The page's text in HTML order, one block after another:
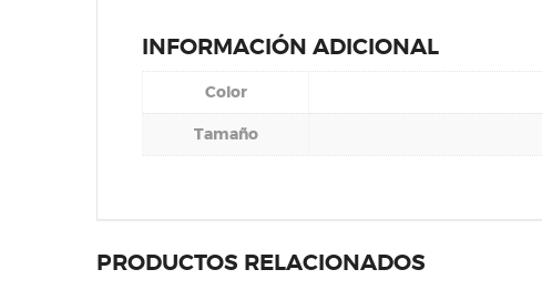
INFORMACIÓN ADICIONAL
Color
Tamaño
PRODUCTOS RELACIONADOS